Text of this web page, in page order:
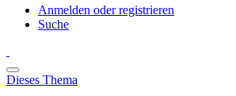
Anmelden oder registrieren
Suche
Dieses Thema